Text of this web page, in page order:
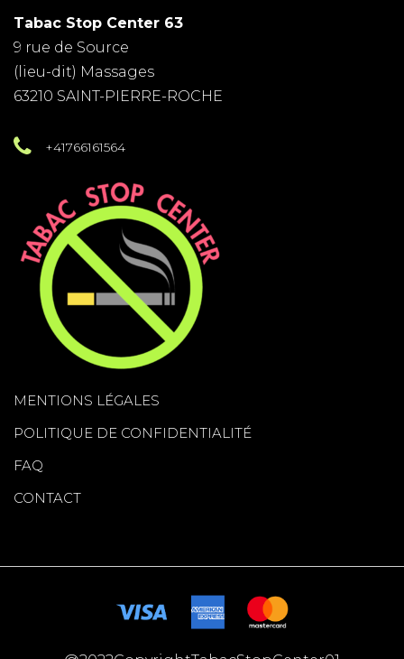
Tabac Stop Center 63
9 rue de Source
(lieu-dit) Massages
63210 SAINT-PIERRE-ROCHE
+41766161564
MENTIONS LÉGALES
POLITIQUE DE CONFIDENTIALITÉ
FAQ
CONTACT